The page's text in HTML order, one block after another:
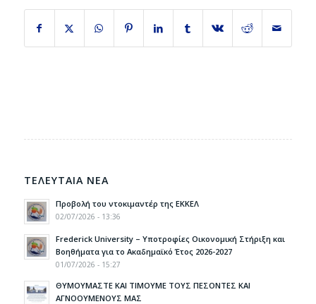
ΤΕΛΕΥΤΑΙΑ ΝΕΑ
Προβολή του ντοκιμαντέρ της ΕΚΚΕΛ
02/07/2026 - 13:36
Frederick University – Υποτροφίες Οικονομική Στήριξη και
Βοηθήματα για το Ακαδημαϊκό Έτος 2026-2027
01/07/2026 - 15:27
ΘΥΜΟΥΜΑΣΤΕ ΚΑΙ ΤΙΜΟΥΜΕ ΤΟΥΣ ΠΕΣΟΝΤΕΣ ΚΑΙ
ΑΓΝΟΟΥΜΕΝΟΥΣ ΜΑΣ